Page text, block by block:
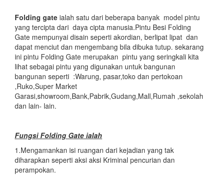
Folding gate ialah satu dari beberapa banyak model pintu
yang tercipta dari daya cipta manusia.Pintu Besi Folding
Gate mempunyai disain seperti akordian, berlipat lipat dan
dapat menciut dan mengembang bila dibuka tutup. sekarang
ini pintu Folding Gate merupakan pintu yang seringkali kita
lihat sebagai pintu yang digunakan untuk bangunan
bangunan seperti :Warung, pasar,toko dan pertokoan
,Ruko,Super Market
Garasi,showroom,Bank,Pabrik,Gudang,Mall,Rumah ,sekolah
dan lain- lain.
Fungsi Folding Gate ialah
1.Mengamankan isi ruangan dari kejadian yang tak
diharapkan seperti aksi aksi Kriminal pencurian dan
perampokan.